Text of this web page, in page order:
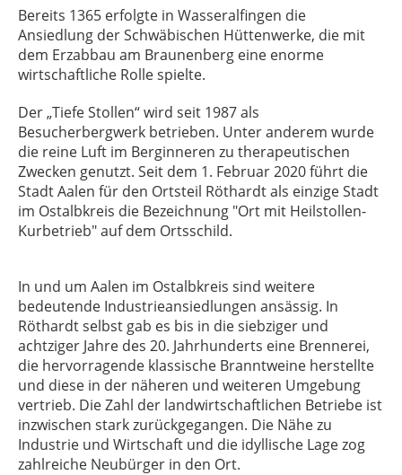
Bereits 1365 erfolgte in Wasseralfingen die
Ansiedlung der Schwäbischen Hüttenwerke, die mit
dem Erzabbau am Braunenberg eine enorme
wirtschaftliche Rolle spielte.
Der „Tiefe Stollen“ wird seit 1987 als
Besucherbergwerk betrieben. Unter anderem wurde
die reine Luft im Berginneren zu therapeutischen
Zwecken genutzt. Seit dem 1. Februar 2020 führt die
Stadt Aalen für den Ortsteil Röthardt als einzige Stadt
im Ostalbkreis die Bezeichnung "Ort mit Heilstollen-
Kurbetrieb" auf dem Ortsschild.
In und um Aalen im Ostalbkreis sind weitere
bedeutende Industrieansiedlungen ansässig. In
Röthardt selbst gab es bis in die siebziger und
achtziger Jahre des 20. Jahrhunderts eine Brennerei,
die hervorragende klassische Branntweine herstellte
und diese in der näheren und weiteren Umgebung
vertrieb. Die Zahl der landwirtschaftlichen Betriebe ist
inzwischen stark zurückgegangen. Die Nähe zu
Industrie und Wirtschaft und die idyllische Lage zog
zahlreiche Neubürger in den Ort.